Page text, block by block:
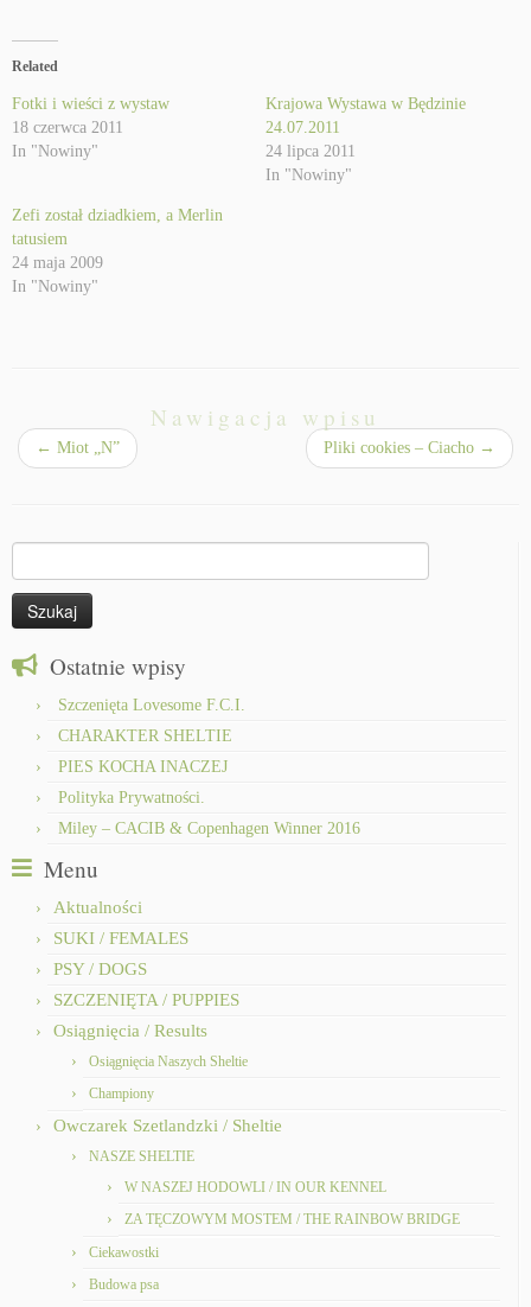
Related
Fotki i wieści z wystaw
18 czerwca 2011
In "Nowiny"
Krajowa Wystawa w Będzinie
24.07.2011
24 lipca 2011
In "Nowiny"
Zefi został dziadkiem, a Merlin
tatusiem
24 maja 2009
In "Nowiny"
Nawigacja wpisu
← Miot „N” Pliki cookies – Ciacho →
Ostatnie wpisy
Szczenięta Lovesome F.C.I.
CHARAKTER SHELTIE
PIES KOCHA INACZEJ
Polityka Prywatności.
Miley – CACIB & Copenhagen Winner 2016
Menu
Aktualności
SUKI / FEMALES
PSY / DOGS
SZCZENIĘTA / PUPPIES
Osiągnięcia / Results
Osiągnięcia Naszych Sheltie
Championy
Owczarek Szetlandzki / Sheltie
NASZE SHELTIE
W NASZEJ HODOWLI / IN OUR KENNEL
ZA TĘCZOWYM MOSTEM / THE RAINBOW BRIDGE
Ciekawostki
Budowa psa